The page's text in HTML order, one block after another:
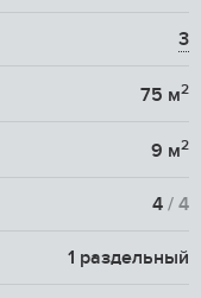
3
75 м2
9 м2
4 / 4
1 раздельный